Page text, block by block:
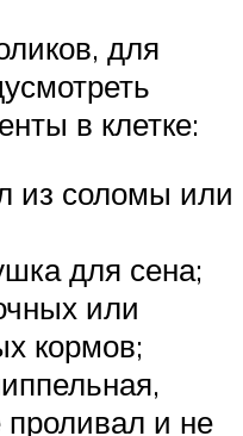
для
в клетке:
из соломы или
для сена;
или
кормов;
проливал и не